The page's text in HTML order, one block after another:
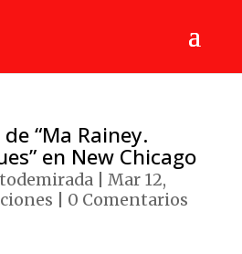
“Ma Rainey.
en New Chicago
| Mar 12,
0 Comentarios